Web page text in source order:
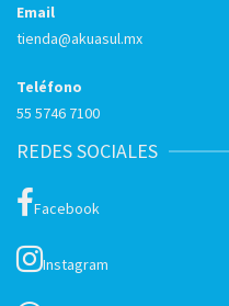
Email
tienda@akuasul.mx
Teléfono
55 5746 7100
REDES SOCIALES
Facebook
Instagram